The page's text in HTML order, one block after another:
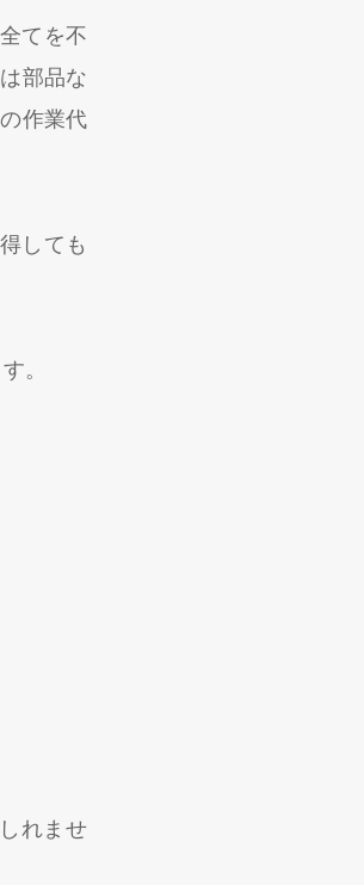
てを不
部品な
作業代
しても
。
れませ